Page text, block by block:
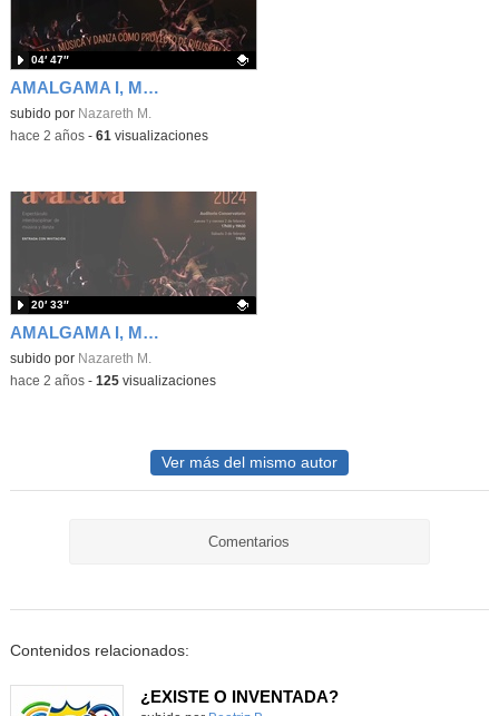
AMALGAMA I, MÚSICA Y DANZA COMO PROYECTO DE DIFUSIÓN ARTÍSTICA (PROCESO ARTÍSTICO, CREATIVO Y ORGANIZATIVO)
Contenido educativo.
subido por Nazareth M.
04′ 47″
-hace 2 años- 61 visualizaciones
AMALGAMA I, MÚSICA Y DANZA COMO PROYECTO DE DIFUSIÓN ARTÍSTICA (RESUMEN ESPECTÁCULO)
Contenido educativo.
subido por Nazareth M.
20′ 33″
-hace 2 años- 125visualizaciones
Ver más del mismo autor
Comentarios
Contenidos relacionados:
¿EXISTE O INVENTADA?